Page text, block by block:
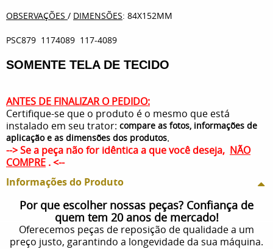
OBSERVAÇÕES / DIMENSÕES: 84X152MM
PSC879 1174089 117-4089
SOMENTE TELA DE TECIDO
ANTES DE FINALIZAR O PEDIDO:
Certifique-se que o produto é o mesmo que está
instalado em seu trator: compare as fotos, informações de
aplicação e as dimensões dos produtos.
--> Se a peça não for idêntica a que você deseja, NÃO
COMPRE . <--
Informações do Produto
Por que escolher nossas peças? Confiança de
quem tem 20 anos de mercado!
Oferecemos peças de reposição de qualidade a um
preço justo, garantindo a longevidade da sua máquina.